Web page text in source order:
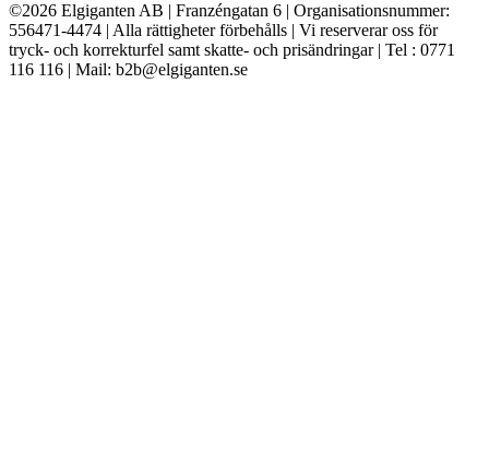
©2026 Elgiganten AB | Franzéngatan 6 | Organisationsnummer:
556471-4474 | Alla rättigheter förbehålls | Vi reserverar oss för
tryck- och korrekturfel samt skatte- och prisändringar | Tel : 0771
116 116 | Mail: b2b@elgiganten.se